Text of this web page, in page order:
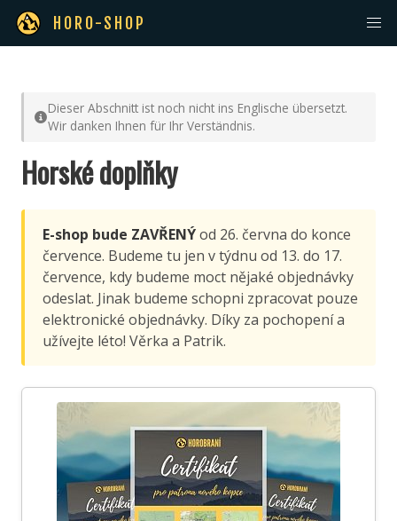
HORO-SHOP
Dieser Abschnitt ist noch nicht ins Englische übersetzt.
Wir danken Ihnen für Ihr Verständnis.
Horské doplňky
E-shop bude ZAVŘENÝod 26. června do konce
července. Budeme tu jen v týdnu od 13. do 17.
července, kdy budeme moct nějaké objednávky
odeslat. Jinak budeme schopni zpracovat pouze
elektronické objednávky. Díky za pochopení a
užívejte léto! Věrka a Patrik.